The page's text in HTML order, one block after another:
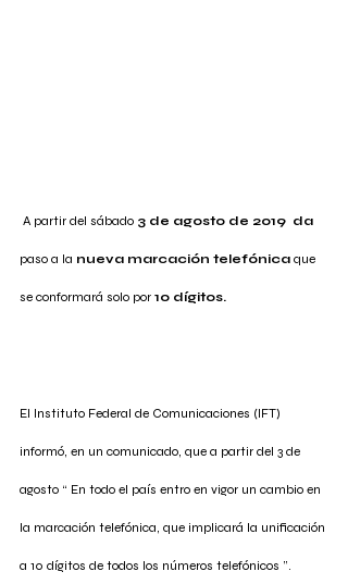
A partir del sábado 3 de agosto de 2019 da
paso a la nueva marcación telefónica que
se conformará solo por 10 dígitos.
El Instituto Federal de Comunicaciones (IFT)
informó, en un comunicado, que a partir del 3 de
agosto “ En todo el país entro en vigor un cambio en
la marcación telefónica, que implicará la unificación
a 10 dígitos de todos los números telefónicos ”.